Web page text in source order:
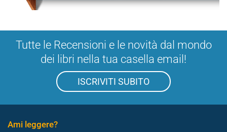
Tutte le Recensioni e le novità dal mondo
dei libri nella tua casella email!
ISCRIVITI SUBITO
Ami leggere?